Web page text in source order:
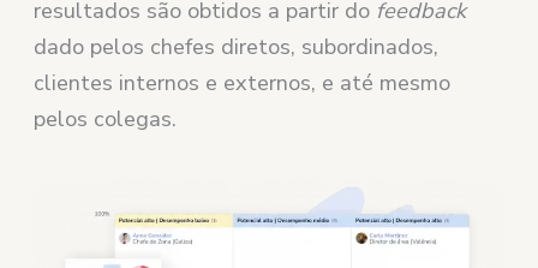
resultados são obtidos a partir do feedback
dado pelos chefes diretos, subordinados,
clientes internos e externos, e até mesmo
pelos colegas.